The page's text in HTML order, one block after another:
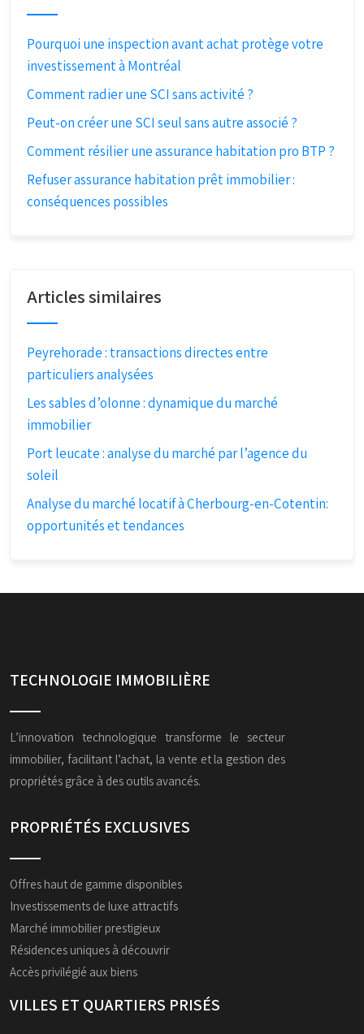
Pourquoi une inspection avant achat protège votre
investissement à Montréal
Comment radier une SCI sans activité ?
Peut-on créer une SCI seul sans autre associé ?
Comment résilier une assurance habitation pro BTP ?
Refuser assurance habitation prêt immobilier :
conséquences possibles
Articles similaires
Peyrehorade : transactions directes entre
particuliers analysées
Les sables d’olonne : dynamique du marché
immobilier
Port leucate : analyse du marché par l’agence du
soleil
Analyse du marché locatif à Cherbourg-en-Cotentin:
opportunités et tendances
TECHNOLOGIE IMMOBILIÈRE
L’innovation technologique transforme le secteur
immobilier, facilitant l’achat, la vente et la gestion des
propriétés grâce à des outils avancés.
PROPRIÉTÉS EXCLUSIVES
Offres haut de gamme disponibles
Investissements de luxe attractifs
Marché immobilier prestigieux
Résidences uniques à découvrir
Accès privilégié aux biens
VILLES ET QUARTIERS PRISÉS